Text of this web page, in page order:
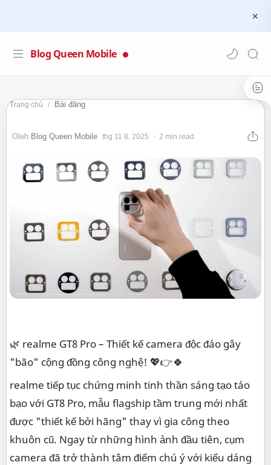
Blog Queen Mobile
Trang chủ Bài đăng
2 min read
🌿 realme GT8 Pro – Thiết kế camera độc đáo gây
"bão" cộng đồng công nghệ! 💖👉🍀
realme tiếp tục chứng minh tinh thần sáng tạo táo
bạo với GT8 Pro, mẫu flagship tầm trung mới nhất
được "thiết kế bởi hãng" thay vì gia công theo
khuôn cũ. Ngay từ những hình ảnh đầu tiên, cụm
camera đã trở thành tâm điểm chú ý với kiểu dáng